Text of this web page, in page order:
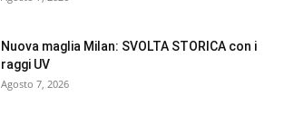
Nuova maglia Milan: SVOLTA STORICA con i
raggi UV
Agosto 7, 2026